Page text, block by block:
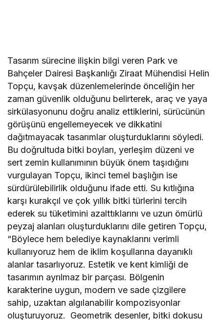
Tasarım sürecine ilişkin bilgi veren Park ve
Bahçeler Dairesi Başkanlığı Ziraat Mühendisi Helin
Topçu, kavşak düzenlemelerinde önceliğin her
zaman güvenlik olduğunu belirterek, araç ve yaya
sirkülasyonunu doğru analiz ettiklerini, sürücünün
görüşünü engellemeyecek ve dikkatini
dağıtmayacak tasarımlar oluşturduklarını söyledi.
Bu doğrultuda bitki boyları, yerleşim düzeni ve
sert zemin kullanımının büyük önem taşıdığını
vurgulayan Topçu, ikinci temel başlığın ise
sürdürülebilirlik olduğunu ifade etti. Su kıtlığına
karşı kurakçıl ve çok yıllık bitki türlerini tercih
ederek su tüketimini azalttıklarını ve uzun ömürlü
peyzaj alanları oluşturduklarını dile getiren Topçu,
“Böylece hem belediye kaynaklarını verimli
kullanıyoruz hem de iklim koşullarına dayanıklı
alanlar tasarlıyoruz. Estetik ve kent kimliği de
tasarımın ayrılmaz bir parçası. Bölgenin
karakterine uygun, modern ve sade çizgilere
sahip, uzaktan algılanabilir kompozisyonlar
oluşturuyoruz. Geometrik desenler, bitki dokusu